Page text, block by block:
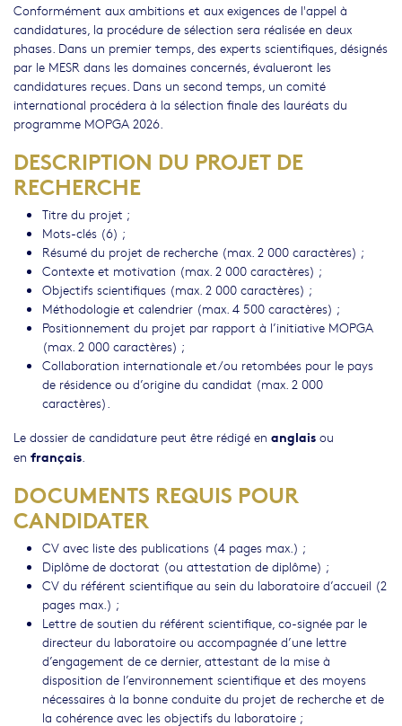
Conformément aux ambitions et aux exigences de l'appel à
candidatures, la procédure de sélection sera réalisée en deux
phases. Dans un premier temps, des experts scientifiques, désignés
par le MESR dans les domaines concernés, évalueront les
candidatures reçues. Dans un second temps, un comité
international procédera à la sélection finale des lauréats du
programme MOPGA 2026.
DESCRIPTION DU PROJET DE
RECHERCHE
Titre du projet ;
Mots-clés (6) ;
Résumé du projet de recherche (max. 2 000 caractères) ;
Contexte et motivation (max. 2 000 caractères) ;
Objectifs scientifiques (max. 2 000 caractères) ;
Méthodologie et calendrier (max. 4 500 caractères) ;
Positionnement du projet par rapport à l’initiative MOPGA
(max. 2 000 caractères) ;
Collaboration internationale et/ou retombées pour le pays
de résidence ou d’origine du candidat (max. 2 000
caractères).
Le dossier de candidature peut être rédigé en anglais ou
en français.
DOCUMENTS REQUIS POUR
CANDIDATER
CV avec liste des publications (4 pages max.) ;
Diplôme de doctorat (ou attestation de diplôme) ;
CV du référent scientifique au sein du laboratoire d’accueil (2
pages max.) ;
Lettre de soutien du référent scientifique, co-signée par le
directeur du laboratoire ou accompagnée d’une lettre
d’engagement de ce dernier, attestant de la mise à
disposition de l’environnement scientifique et des moyens
nécessaires à la bonne conduite du projet de recherche et de
la cohérence avec les objectifs du laboratoire ;